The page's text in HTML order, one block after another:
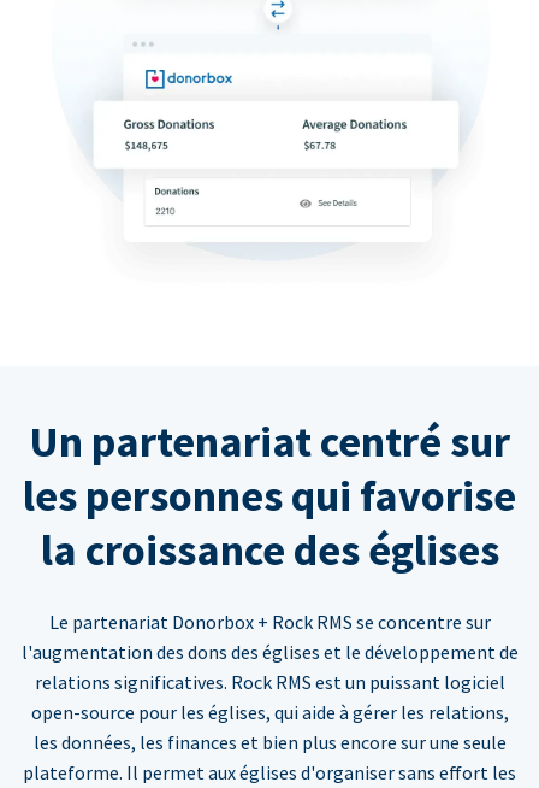
Un partenariat centré sur
les personnes qui favorise
la croissance des églises
Le partenariat Donorbox + Rock RMS se concentre sur
l'augmentation des dons des églises et le développement de
relations significatives. Rock RMS est un puissant logiciel
open-source pour les églises, qui aide à gérer les relations,
les données, les finances et bien plus encore sur une seule
plateforme. Il permet aux églises d'organiser sans effort les